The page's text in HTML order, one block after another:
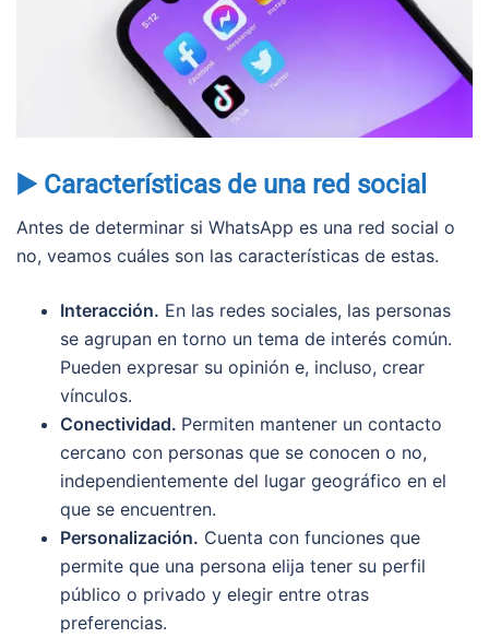
▶️ Características de una red social
Antes de determinar si WhatsApp es una red social o
no, veamos cuáles son las características de estas.
Interacción. En las redes sociales, las personas
se agrupan en torno un tema de interés común.
Pueden expresar su opinión e, incluso, crear
vínculos.
Conectividad. Permiten mantener un contacto
cercano con personas que se conocen o no,
independientemente del lugar geográfico en el
que se encuentren.
Personalización. Cuenta con funciones que
permite que una persona elija tener su perfil
público o privado y elegir entre otras
preferencias.